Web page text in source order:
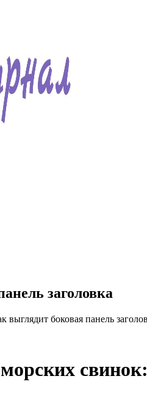
заголовка
боковая панель